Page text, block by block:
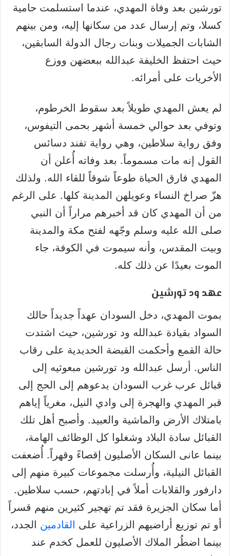
تورشين بعد وفاة المهدي، عندما استسلمت حامية
كسلا، وتم إرسال عدد من سكانها إليه، ومن بينهم
الشابات الجميلات وبنات رجال الدولة السابقين،
حيث احتفظ الخليفة عبدالله ببعضهن ووزع
الأخريات على أمرائه.
لم يعش المهدي طويلاً بعد سقوط الخرطوم،
وتوفي بعد حوالي خمسة أشهر بحمى التيفوس،
وفق رواية سلاطين، وهي رواية تفند دسائس
القول إنه مات مسموماً. بعد وفاته أُعلن أن
المهدي فارق الحياة طوعاً شوقاً للقاء الله. ولذلك
هزّ صراخ النساء وعويلهن المدينة كلها. على الرغم
من أن المهدي كان قد أخبرهم مراراً أن النبي
صلى الله عليه وسلم وجّهه لفتح مكة والمدينة
وبيت المقدس، وأنه سيموت في الكوفة، جاء
الموت بعيدًا عن ذلك كله.
عهد ود تورشين
بموت المهدي، دخل السودان عهداً جديداً حالك
السواد بقيادة عبدالله ود تورشين، حيث اشتدت
حالة القمع وأحكمت القبضة الحديدية على رقاب
الناس. أرسل عبدالله ود تورشين مبعوثيه إلى
قبائل عرب غرب السودان يدعوهم إلى الحج إلى
قبر المهدي والهجرة إلى وادي النيل، مغرياً إياهم
بامتلاك الأرض والماشية والعبيد. وأصبح أهل تلك
القبائل سادة البلاد وشغلوا كل الوظائف الهامة،
بينما عانى السكان الأصليون إقصاءً وقهراً. أُضعفت
القبائل النيلية، وأُرسلت مجموعات كبيرة منهم إلى
دارفور والقلابات أملاً في إبادتهم، حسب سلاطين.
أما سكان الجزيرة فقد تم تهجير كثيرين منهم قسراً
أو تم توزيع أراضيهم الزراعية على القادمين الجدد،
بينما اضطُر الملاك الأصليون للعمل كخدم عند